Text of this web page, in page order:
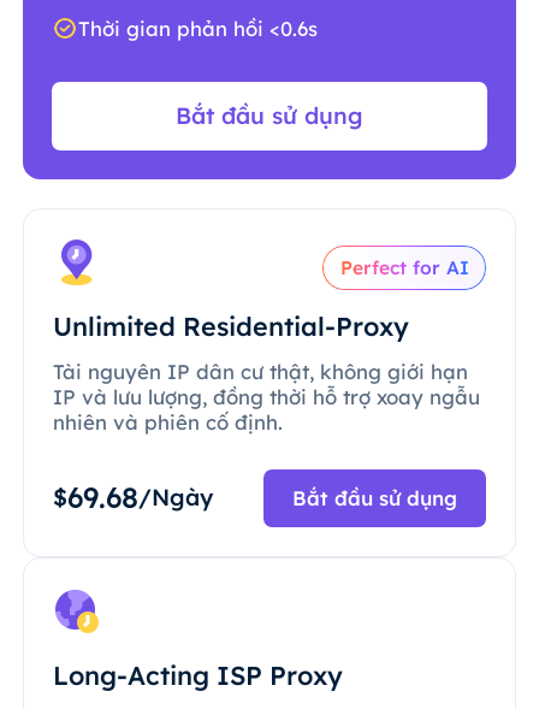
Thời gian phản hồi <0.6s
Bắt đầu sử dụng
Perfect for AI
Unlimited Residential-Proxy
Tài nguyên IP dân cư thật, không giới hạn
IP và lưu lượng, đồng thời hỗ trợ xoay ngẫu
nhiên và phiên cố định.
$69.68/Ngày Bắt đầu sử dụng
Long-Acting ISP Proxy